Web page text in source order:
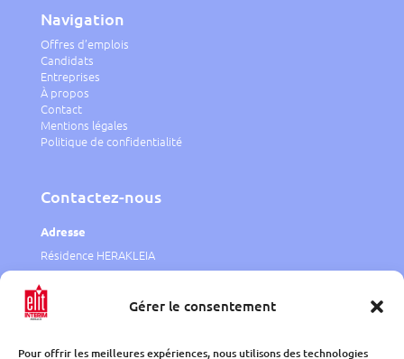
Gérer le consentement
Pour offrir les meilleures expériences, nous utilisons des technologies
Navigation
Offres d’emplois
Candidats
Entreprises
À propos
Contact
Mentions légales
Politique de confidentialité
Contactez-nous
Adresse
Résidence HERAKLEIA
98000 Monaco